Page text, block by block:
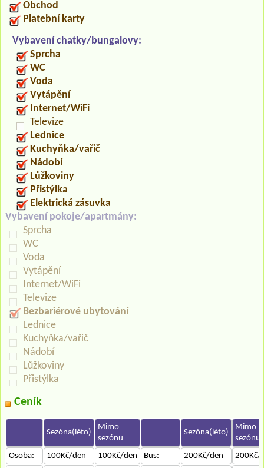
Obchod
Platební karty
Vybavení chatky/bungalovy:
Sprcha
WC
Voda
Vytápění
Internet/WiFi
Televize
Lednice
Kuchyňka/vařič
Nádobí
Lůžkoviny
Přistýlka
Elektrická zásuvka
Vybavení pokoje/apartmány:
Sprcha
WC
Voda
Vytápění
Internet/WiFi
Televize
Bezbariérové ubytování
Lednice
Kuchyňka/vařič
Nádobí
Lůžkoviny
Přistýlka
Ceník
Sezóna(léto)
Mimo
sezónu
Sezóna(léto)
Mimo
sezónu
Osoba:
100Kč/den 100Kč/den Bus: 200Kč/den
200Kč/